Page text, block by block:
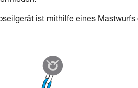
ist mithilfe eines